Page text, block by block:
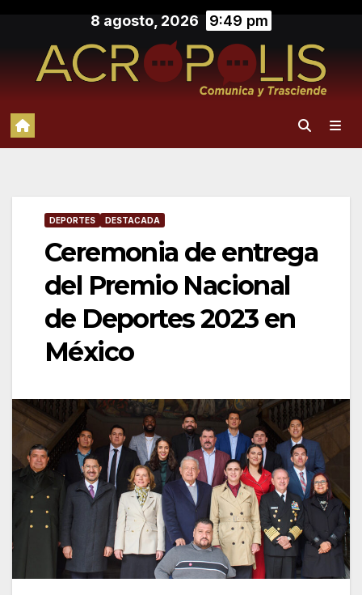
contenido
8 agosto, 2026 9:49 pm
DEPORTES DESTACADA
Ceremonia de entrega
del Premio Nacional
de Deportes 2023 en
México